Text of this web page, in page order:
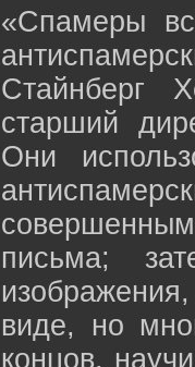
«Спамеры
Стайнберг
старший
Они
письма;
виде, но
концов,